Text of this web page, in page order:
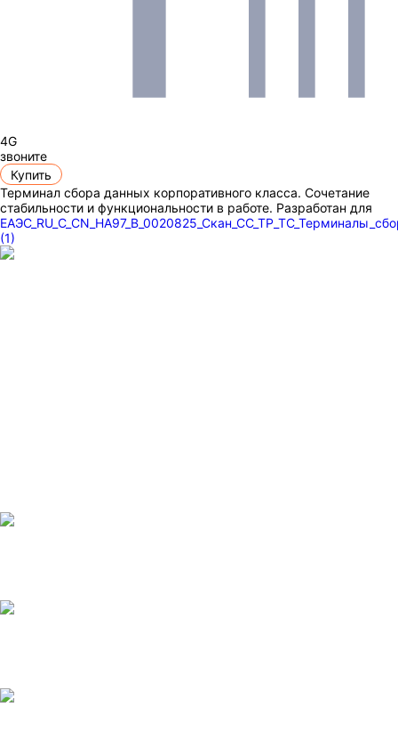
4G
звоните
Купить
Терминал сбора данных корпоративного класса. Сочетание
стабильности и функциональности в работе. Разработан для
(1)